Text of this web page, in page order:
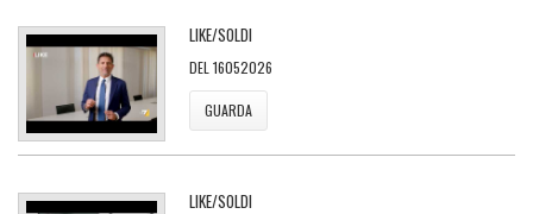
LIKE/SOLDI
DEL 16052026
GUARDA
LIKE/SOLDI